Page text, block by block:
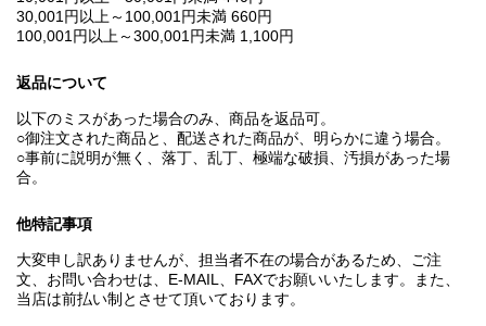
30,001円以上～100,001円未満 660円
100,001円以上～300,001円未満 1,100円
返品について
以下のミスがあった場合のみ、商品を返品可。
○御注文された商品と、配送された商品が、明らかに違う場合。
○事前に説明が無く、落丁、乱丁、極端な破損、汚損があった場
合。
他特記事項
大変申し訳ありませんが、担当者不在の場合があるため、ご注
文、お問い合わせは、E‐MAIL、FAXでお願いいたします。また、
当店は前払い制とさせて頂いております。